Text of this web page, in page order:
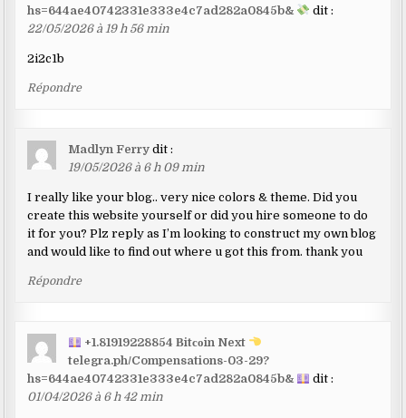
hs=644ae40742331e333e4c7ad282a0845b&
dit :
22/05/2026 à 19 h 56 min
2i2c1b
Répondre
Madlyn Ferry dit :
19/05/2026 à 6 h 09 min
I really like your blog.. very nice colors & theme. Did you
create this website yourself or did you hire someone to do
it for you? Plz reply as I’m looking to construct my own blog
and would like to find out where u got this from. thank you
Répondre
+1.81919228854 Вitсоin Next
telegra.ph/Compensations-03-29?
hs=644ae40742331e333e4c7ad282a0845b&
dit :
01/04/2026 à 6 h 42 min